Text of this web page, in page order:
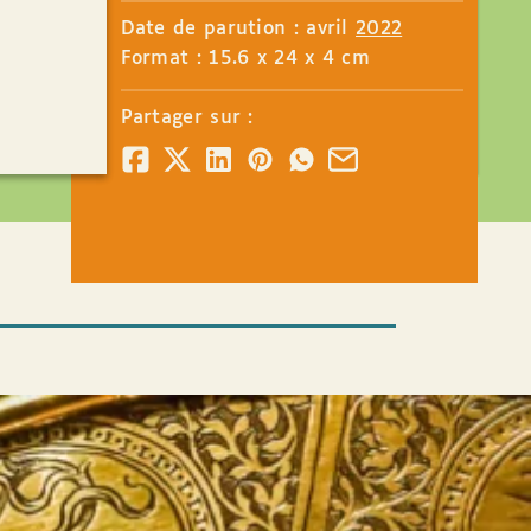
Date de parution : avril 2022
Format : 15.6 x 24 x 4 cm
Partager sur :